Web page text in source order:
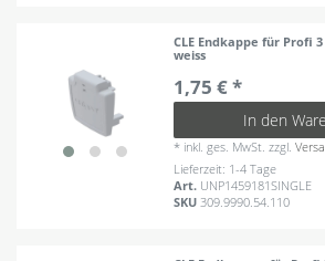
CLE Endkappe für Profi
weiss
1,75 € *
In den
* inkl. ges. MwSt. zzgl.
Lieferzeit: 1-4 Tage
Art. UNP1459181SINGLE
SKU309.9990.54.110